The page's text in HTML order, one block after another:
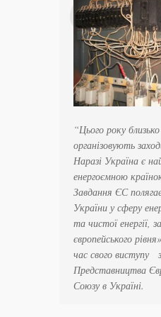
“Цього року
організовують
Наразі Україна є
енергоємною
Завдання ЄС
України у сферу
та чистої енергії,
європейського
час свого виступу
Представництва
Союзу в Україні.